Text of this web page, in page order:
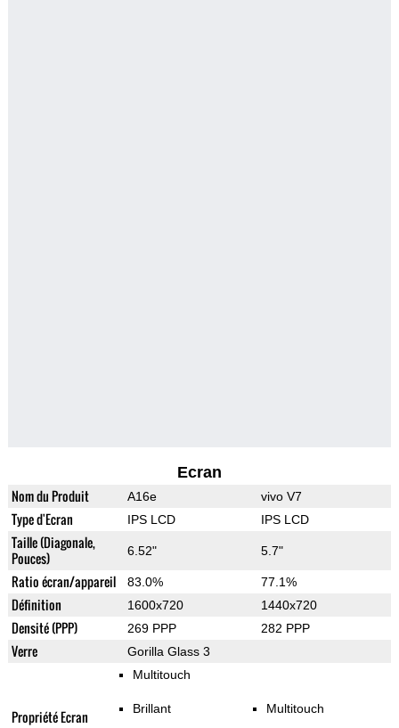
Ecran
Nom du Produit A16e vivo V7
Type d'Ecran IPS LCD IPS LCD
Taille (Diagonale,
Pouces)
6.52" 5.7"
Ratio écran/appareil 83.0% 77.1%
Définition 1600x720 1440x720
Densité (PPP) 269 PPP 282 PPP
Verre Gorilla Glass 3
Propriété Ecran
Multitouch
Brillant Multitouch